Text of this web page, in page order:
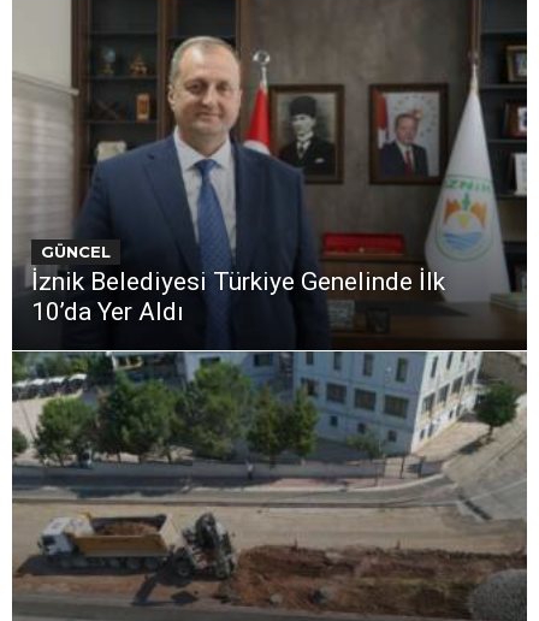
GÜNCEL
İznik Belediyesi Türkiye Genelinde İlk
10’da Yer Aldı